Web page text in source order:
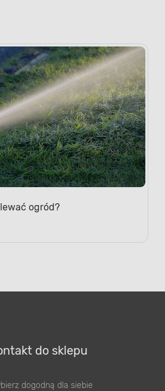
ogród?
do sklepu
dogodną dla siebie